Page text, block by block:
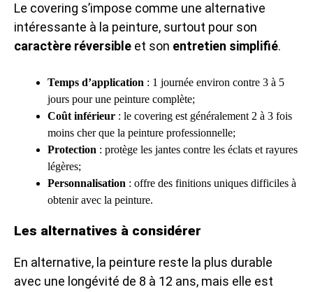
Le covering s’impose comme une alternative
intéressante à la peinture, surtout pour son
caractère réversible et son entretien simplifié.
Temps d’application : 1 journée environ contre 3 à 5
jours pour une peinture complète;
Coût inférieur : le covering est généralement 2 à 3 fois
moins cher que la peinture professionnelle;
Protection : protège les jantes contre les éclats et rayures
légères;
Personnalisation : offre des finitions uniques difficiles à
obtenir avec la peinture.
Les alternatives à considérer
En alternative, la peinture reste la plus durable
avec une longévité de 8 à 12 ans, mais elle est